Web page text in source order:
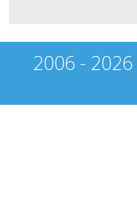
2006 -